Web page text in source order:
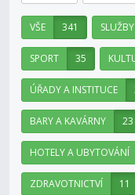
VŠE 341 SLUŽBY
SPORT 35
ÚŘADY A INSTITUCE
BARY A KAVÁRNY 23
HOTELY A UBYTOVÁNÍ
ZDRAVOTNICTVÍ 11